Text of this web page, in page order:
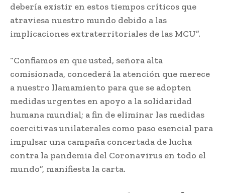
debería existir en estos tiempos críticos que
atraviesa nuestro mundo debido a las
implicaciones extraterritoriales de las MCU”.
“Confiamos en que usted, señora alta
comisionada, concederá la atención que merece
a nuestro llamamiento para que se adopten
medidas urgentes en apoyo a la solidaridad
humana mundial; a fin de eliminar las medidas
coercitivas unilaterales como paso esencial para
impulsar una campaña concertada de lucha
contra la pandemia del Coronavirus en todo el
mundo”, manifiesta la carta.